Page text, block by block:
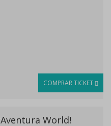
COMPRAR TICKET
World!